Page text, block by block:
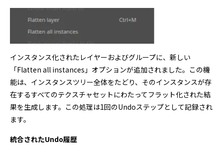
インスタンス化されたレイヤーおよびグループに、新しい
「Flatten all instances」オプションが追加されました。この機
能は、インスタンスツリー全体をたどり、そのインスタンスが存
在するすべてのテクスチャセットにわたってフラット化された結
果を生成します。この処理は1回のUndoステップとして記録され
ます。
統合されたUndo履歴